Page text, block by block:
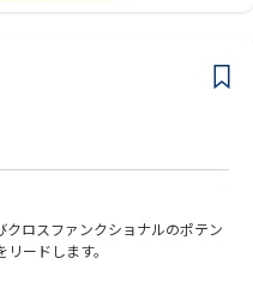
テムに関する日本市場の戦略の策
Groupとの連携によるGo-T
ン領域での成長機会の創出
援
率の確保
ーションのスピード感に応えら
わない姿勢）
それぞれの戦略を理解し整合性
信力に興味関心のある方
ロスファンクショナルのポテン
ードします。